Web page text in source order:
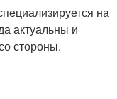
на
актуальны и
стороны.